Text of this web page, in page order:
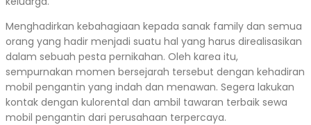
Menghadirkan kebahagiaan kepada sanak family dan semua
orang yang hadir menjadi suatu hal yang harus direalisasikan
dalam sebuah pesta pernikahan. Oleh karea itu,
sempurnakan momen bersejarah tersebut dengan kehadiran
mobil pengantin yang indah dan menawan. Segera lakukan
kontak dengan kulorental dan ambil tawaran terbaik sewa
mobil pengantin dari perusahaan terpercaya.